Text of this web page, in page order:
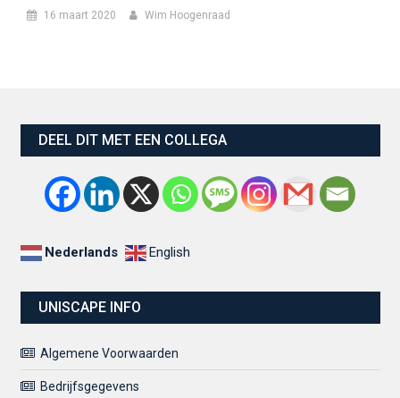
16 maart 2020 Wim Hoogenraad
DEEL DIT MET EEN COLLEGA
Nederlands English
UNISCAPE INFO
Algemene Voorwaarden
Bedrijfsgegevens